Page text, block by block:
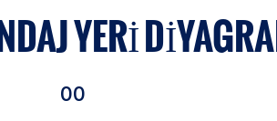
YERI
00